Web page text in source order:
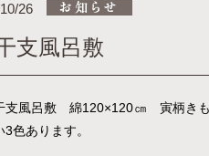
10/26
支風呂敷
支風呂敷 綿120×120㎝ 寅柄きも
3色あります。